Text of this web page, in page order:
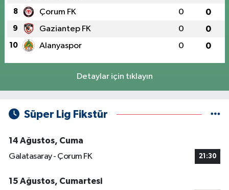
8 Çorum FK 0 0
9 Gaziantep FK 0 0
10 Alanyaspor 0 0
Detaylar için tıklayın
Süper Lig Fikstür
14 Ağustos, Cuma
Galatasaray - Çorum FK
21:30
15 Ağustos, Cumartesi